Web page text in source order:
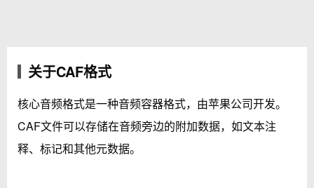
关于CAF格式
核心音频格式是一种音频容器格式，由苹果公司开发。
CAF文件可以存储在音频旁边的附加数据，如文本注
释、标记和其他元数据。